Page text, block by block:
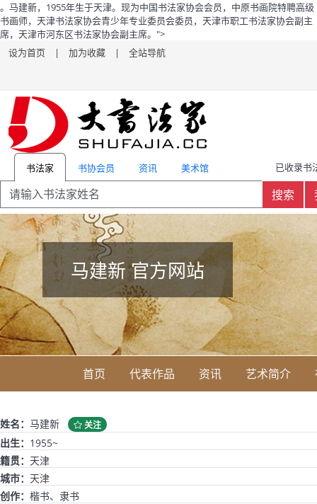
。马建新，1955年生于天津。现为中国书法家协会会员，中原书画院特聘高级
书画师，天津书法家协会青少年专业委员会委员，天津市职工书法家协会副主
席，天津市河东区书法家协会副主席。">
设为首页
| 加为收藏 | 全站导航
书法家 书协会员 资讯 美术馆 已收录书
搜索
马建新 官方网站
首页 代表作品 资讯 艺术简介
姓名： 马建新 关注
出生： 1955~
籍贯： 天津
城市： 天津
创作： 楷书、隶书